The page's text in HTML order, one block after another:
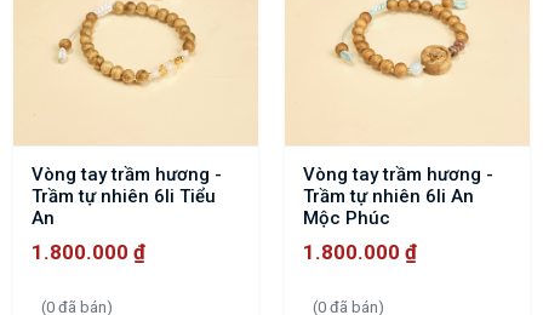
Vòng tay trầm hương -
Trầm tự nhiên 6li Tiểu
An
1.800.000₫
(0 đã bán)
Vòng tay trầm hương -
Trầm tự nhiên 6li An
Mộc Phúc
1.800.000₫
(0 đã bán)